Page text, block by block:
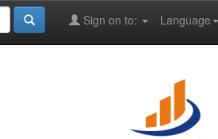
Language
Sign on to: